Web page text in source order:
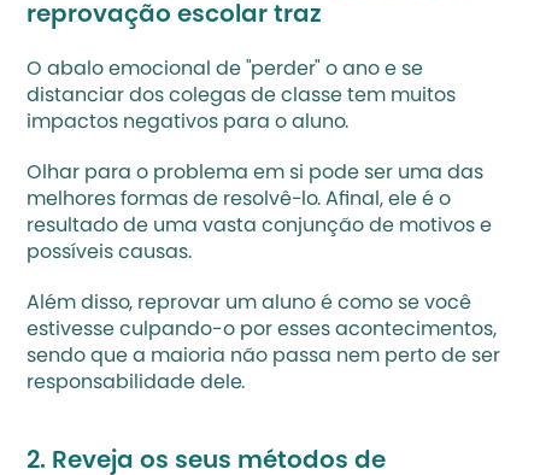
reprovação escolar traz
O abalo emocional de "perder" o ano e se
distanciar dos colegas de classe tem muitos
impactos negativos para o aluno.
Olhar para o problema em si pode ser uma das
melhores formas de resolvê-lo. Afinal, ele é o
resultado de uma vasta conjunção de motivos e
possíveis causas.
Além disso, reprovar um aluno é como se você
estivesse culpando-o por esses acontecimentos,
sendo que a maioria não passa nem perto de ser
responsabilidade dele.
2. Reveja os seus métodos de